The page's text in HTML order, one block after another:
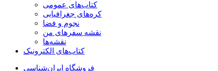
کتاب‌های عمومی
کره‌های جغرافیایی
نجوم و فضا
نقشه سفرهای من
نقشه‌ها
کتاب‌های الکترونیک
فروشگاه ایران‌شناسی